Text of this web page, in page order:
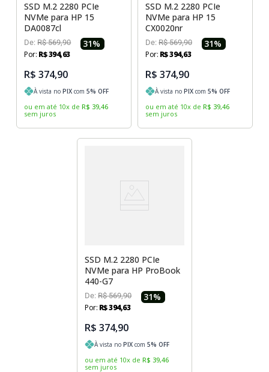
SSD M.2 2280 PCIe
NVMe para HP 15
DA0087cl
De:R$ 569,90 31%
Por: R$394,63
R$ 374,90
À vista noPIX com5% OFF
ou em até 10x de R$ 39,46
sem juros
SSD M.2 2280 PCIe
NVMe para HP 15
CX0020nr
De: R$ 569,90 31%
Por: R$394,63
R$ 374,90
À vista no PIX com 5% OFF
ou em até 10x de R$ 39,46
sem juros
SSD M.2 2280 PCIe
NVMe para HP ProBook
440-G7
De:R$ 569,90 31%
Por: R$394,63
R$ 374,90
À vista noPIX com5% OFF
ou em até 10x de R$ 39,46
sem juros